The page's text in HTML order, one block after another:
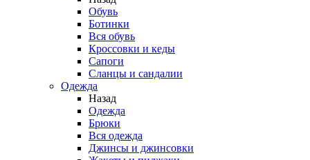
Обувь
Ботинки
Вся обувь
Кроссовки и кеды
Сапоги
Сланцы и сандалии
Одежда
Назад
Одежда
Брюки
Вся одежда
Джинсы и джинсовки